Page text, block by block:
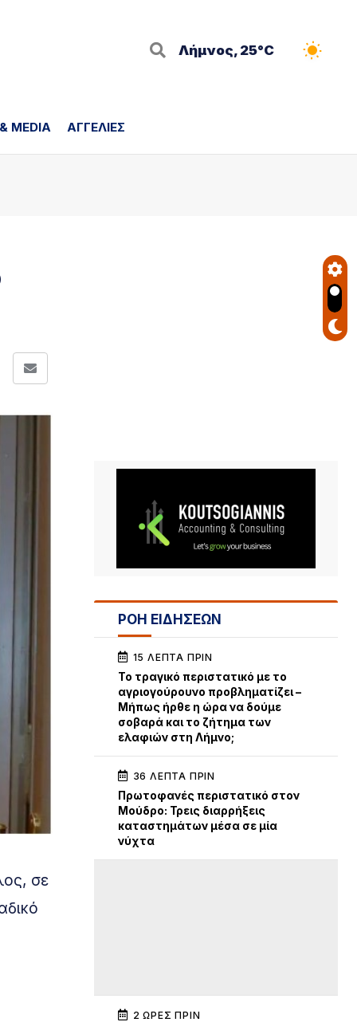
Λήμνος, 25°C
MEDIA ΑΓΓΕΛΙΕΣ
σε
ΡΟΗ ΕΙΔΗΣΕΩΝ
15 ΛΕΠΤΆ ΠΡΙΝ
Το τραγικό περιστατικό με το
αγριογούρουνο προβληματίζει –
Μήπως ήρθε η ώρα να δούμε
σοβαρά και το ζήτημα των
ελαφιών στη Λήμνο;
36 ΛΕΠΤΆ ΠΡΙΝ
Πρωτοφανές περιστατικό στον
Μούδρο: Τρεις διαρρήξεις
καταστημάτων μέσα σε μία
νύχτα
2 ΏΡΕΣ ΠΡΙΝ